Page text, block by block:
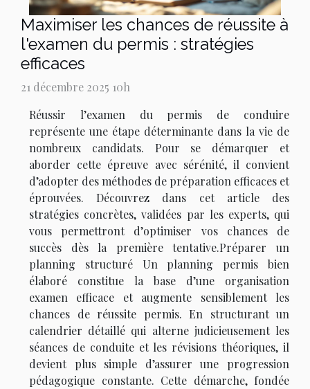
Maximiser les chances de réussite à
l'examen du permis : stratégies
efficaces
21 décembre 2025 10h
Réussir l’examen du permis de conduire
représente une étape déterminante dans la vie de
nombreux candidats. Pour se démarquer et
aborder cette épreuve avec sérénité, il convient
d’adopter des méthodes de préparation efficaces et
éprouvées. Découvrez dans cet article des
stratégies concrètes, validées par les experts, qui
vous permettront d’optimiser vos chances de
succès dès la première tentative.Préparer un
planning structuré Un planning permis bien
élaboré constitue la base d’une organisation
examen efficace et augmente sensiblement les
chances de réussite permis. En structurant un
calendrier détaillé qui alterne judicieusement les
séances de conduite et les révisions théoriques, il
devient plus simple d’assurer une progression
pédagogique constante. Cette démarche, fondée